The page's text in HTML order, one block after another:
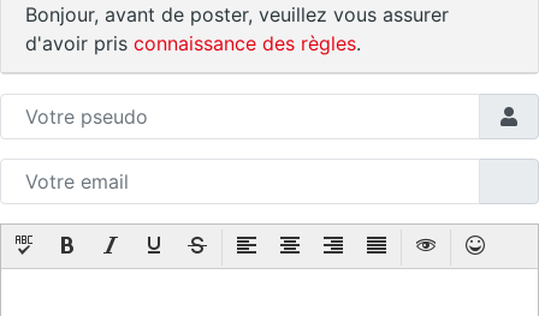
Bonjour, avant de poster, veuillez vous assurer
d'avoir pris connaissance des règles.